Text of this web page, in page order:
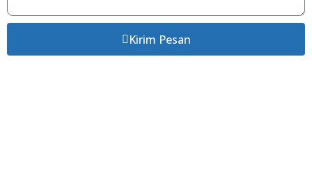
Kirim Pesan